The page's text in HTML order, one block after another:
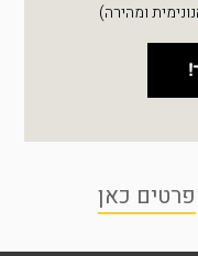
פרטים כאן